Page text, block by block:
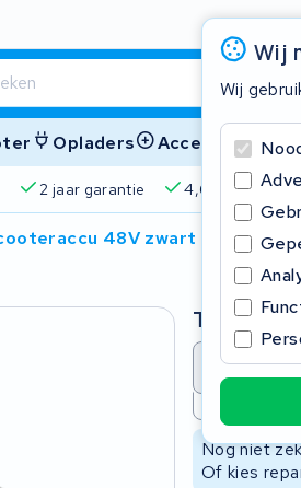
Opladers Accessoires
2 jaar garantie 4,6/
Wij
Wij
48V zwart
Type
Accu
Nog niet
Of kies
Begin te typen in de